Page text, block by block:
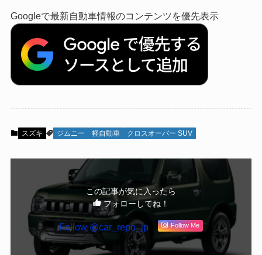
Googleで最新自動車情報のコンテンツを優先表示
スズキ ジムニー 軽自動車 クロスオーバー SUV
この記事が気に入ったら
フォローしてね！
Follow @car_repo_jp Follow Me